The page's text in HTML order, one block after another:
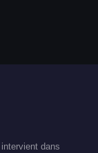
dans